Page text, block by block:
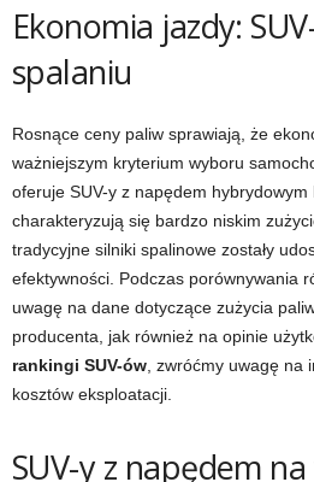
Ekonomia jazdy:
spalaniu
Rosnące ceny paliw sprawiają, że
ważniejszym kryterium wyboru
oferuje SUV-y z napędem
charakteryzują się bardzo niskim
tradycyjne silniki spalinowe zostały
efektywności. Podczas porównywania
uwagę na dane dotyczące zużycia
producenta, jak również na opinie
rankingi SUV-ów , zwróćmy uwagę
kosztów eksploatacji.
SUV-y z napędem